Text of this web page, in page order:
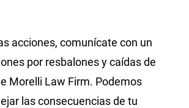
acciones, comunícate con un
por resbalones y caídas de
Morelli Law Firm. Podemos
las consecuencias de tu